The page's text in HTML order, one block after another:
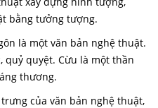
bằng tưởng tượng.
là một văn bản nghệ thuật.
quỷ quyệt. Cừu là một thần
thương.
của văn bản nghệ thuật,